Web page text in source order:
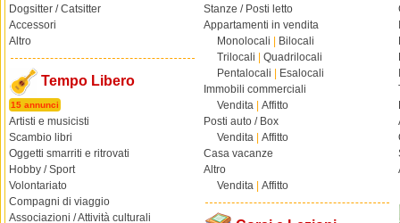
Dogsitter / Catsitter
Accessori
Altro
Tempo Libero
15 annunci
Artisti e musicisti
Scambio libri
Oggetti smarriti e ritrovati
Hobby / Sport
Volontariato
Compagni di viaggio
Associazioni / Attività culturali
Stanze / Posti letto
Appartamenti in vendita
Monolocali
Bilocali
Trilocali
Quadrilocali
Pentalocali
Esalocali
Immobili commerciali
Vendita
Affitto
Posti auto / Box
Vendita
Affitto
Casa vacanze
Altro
Vendita
Affitto